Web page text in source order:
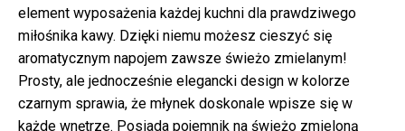
element wyposażenia każdej kuchni dla prawdziwego
miłośnika kawy. Dzięki niemu możesz cieszyć się
aromatycznym napojem zawsze świeżo zmielanym!
Prosty, ale jednocześnie elegancki design w kolorze
czarnym sprawia, że młynek doskonale wpisze się w
każde wnętrze. Posiada pojemnik na świeżo zmieloną